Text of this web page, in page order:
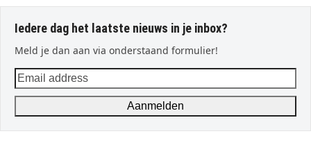
Iedere dag het laatste nieuws in je inbox?
Meld je dan aan via onderstaand formulier!
Email
address
Aanmelden